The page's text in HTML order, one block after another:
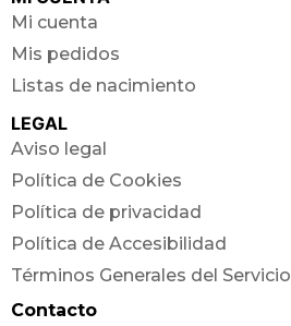
Mi cuenta
Mis pedidos
Listas de nacimiento
LEGAL
Aviso legal
Política de Cookies
Política de privacidad
Política de Accesibilidad
Términos Generales del Servicio
Contacto